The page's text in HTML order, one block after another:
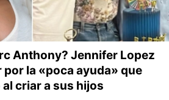
Anthony? Jennifer Lopez
por la «poca ayuda» que
criar a sus hijos